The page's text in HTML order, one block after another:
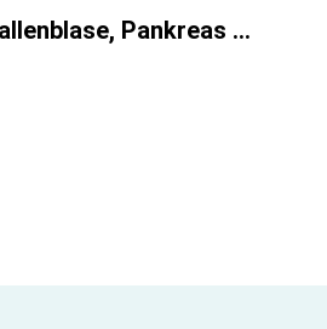
Leber mit Gallenblase, Pankreas und Duodenum